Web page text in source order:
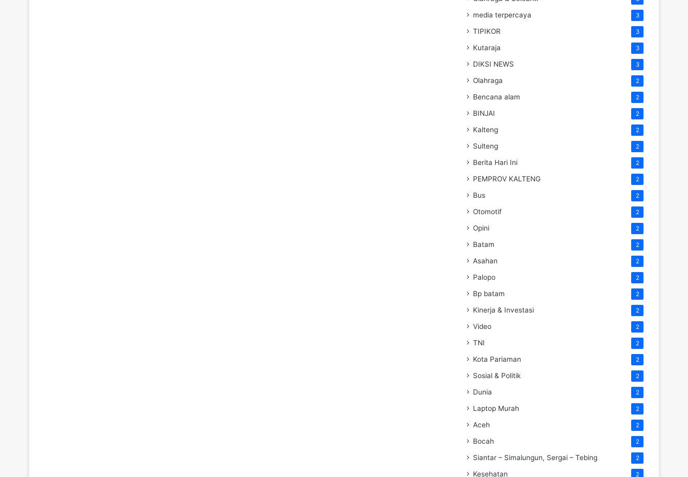
media terpercaya 3
TIPIKOR 3
Kutaraja 3
DIKSI NEWS 3
Olahraga 2
Bencana alam 2
BINJAI 2
Kalteng 2
Sulteng 2
Berita Hari Ini 2
PEMPROV KALTENG 2
Bus 2
Otomotif 2
Opini 2
Batam 2
Asahan 2
Palopo 2
Bp batam 2
Kinerja & Investasi 2
Video 2
TNI 2
Kota Pariaman 2
Sosial & Politik 2
Dunia 2
Laptop Murah 2
Aceh 2
Bocah 2
Siantar – Simalungun, Sergai – Tebing 2
Kesehatan 2